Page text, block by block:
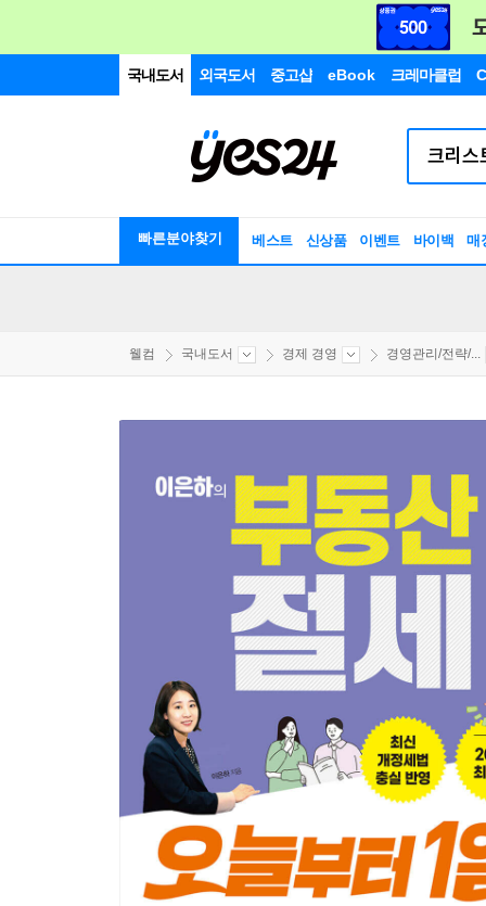
국내도서 외국도서 중고샵 eBook 크레마클럽
빠른분야찾기 베스트 신상품 이벤트 바이백 매
웰컴 국내도서 경제 경영 경영관리/전략/...